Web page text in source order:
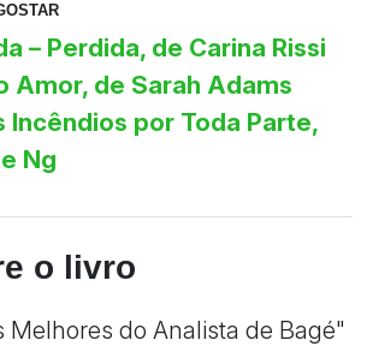
– Perdida, de Carina Rissi
Amor, de Sarah Adams
Incêndios por Toda Parte,
Ng
o livro
Melhores do Analista de Bagé"